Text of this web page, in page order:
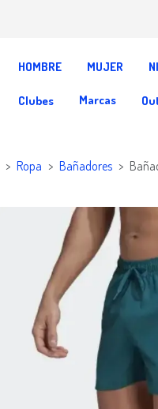
HOMBRE MUJER
Clubes Marcas
Ropa Bañadores